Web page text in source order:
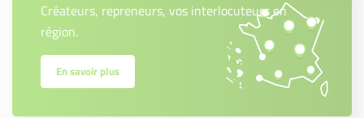
Créateurs, repreneurs, vos interlocuteurs en
région.
En savoir plus